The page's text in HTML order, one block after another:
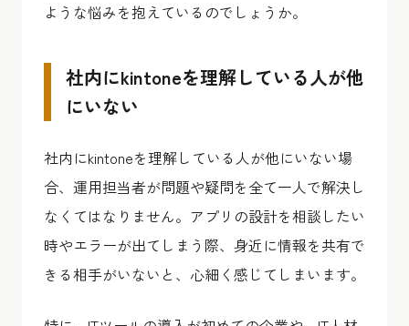
ような悩みを抱えているのでしょうか。
社内にkintoneを理解している人が他
にいない
社内にkintoneを理解している人が他にいない場
合、運用担当者が問題や疑問を全て一人で解決し
なくてはなりません。アプリの設計を相談したい
時やエラーが出てしまう際、身近に情報を共有で
きる相手がいないと、心細く感じてしまいます。